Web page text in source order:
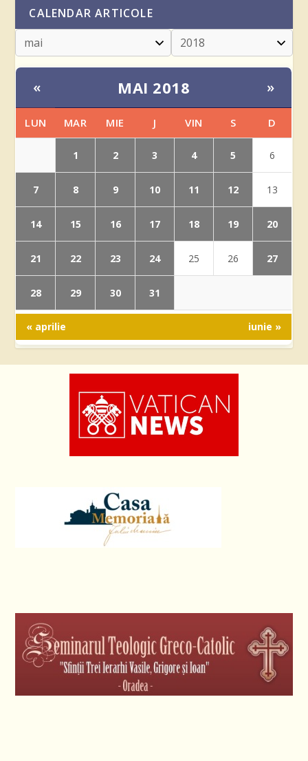
CALENDAR ARTICOLE
« MAI 2018 »
LUN MAR MIE J VIN S D
1 2 3 4 5 6
7 8 9 10 11 12 13
14 15 16 17 18 19 20
21 22 23 24 25 26 27
28 29 30 31
« aprilie iunie »